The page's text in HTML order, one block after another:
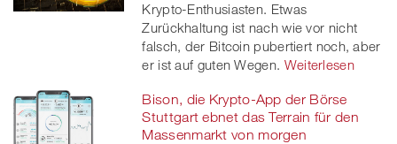
Krypto-Enthusiasten. Etwas
Zurückhaltung ist nach wie vor nicht
falsch, der Bitcoin pubertiert noch, aber
er ist auf guten Wegen. Weiterlesen
Bison, die Krypto-App der Börse
Stuttgart ebnet das Terrain für den
Massenmarkt von morgen